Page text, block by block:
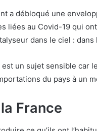
a débloqué une
liées au Covid-19 qui
dans le ciel :
un sujet sensible car
du pays à un
France